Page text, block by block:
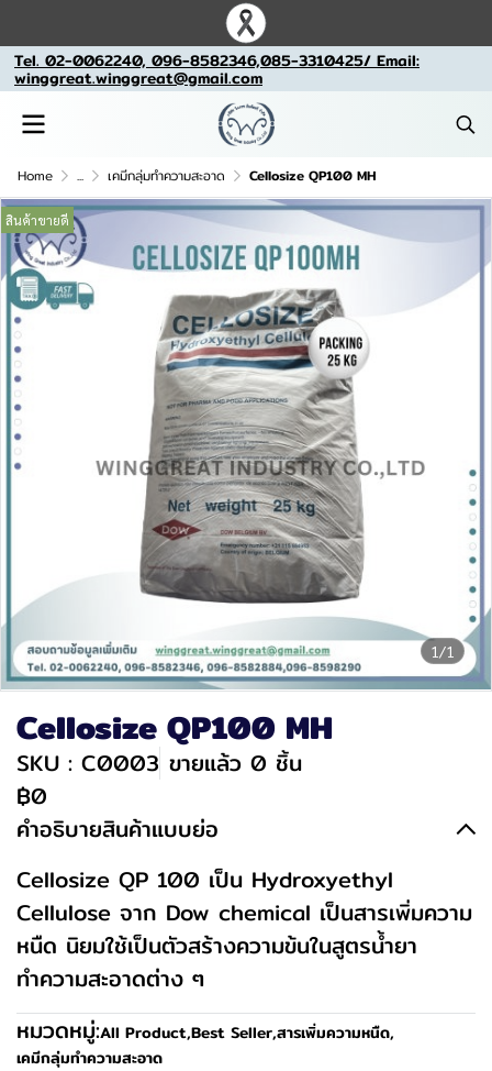
Tel. 02-0062240, 096-8582346,085-3310425/ Email:
winggreat.winggreat@gmail.com
Home ... เคมีกลุ่มทำความสะอาด Cellosize QP100 MH
1/1
สินค้าขายดี
Cellosize QP100 MH
SKU : C0003 ขายแล้ว 0 ชิ้น
฿0
คำอธิบายสินค้าแบบย่อ
Cellosize QP 100 เป็น Hydroxyethyl
Cellulose จาก Dow chemical เป็นสารเพิ่มความ
หนืด นิยมใช้เป็นตัวสร้างความข้นในสูตรน้ำยา
ทำความสะอาดต่าง ๆ
หมวดหมู่:All Product,Best Seller,สารเพิ่มความหนืด,
เคมีกลุ่มทำความสะอาด